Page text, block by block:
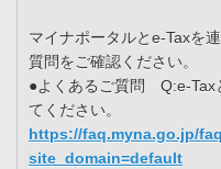
マイナポータルとe-Taxを
質問をご確認ください。
●よくあるご質問 Q:e-Tax
てください。
https://faq.myna.go.jp/
site_domain=default